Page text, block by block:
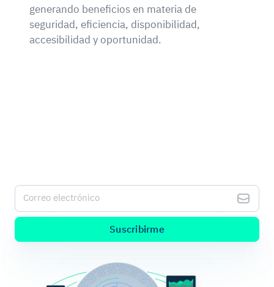
generando beneficios en materia de
seguridad, eficiencia, disponibilidad,
accesibilidad y oportunidad.
Correo electrónico
Suscribirme